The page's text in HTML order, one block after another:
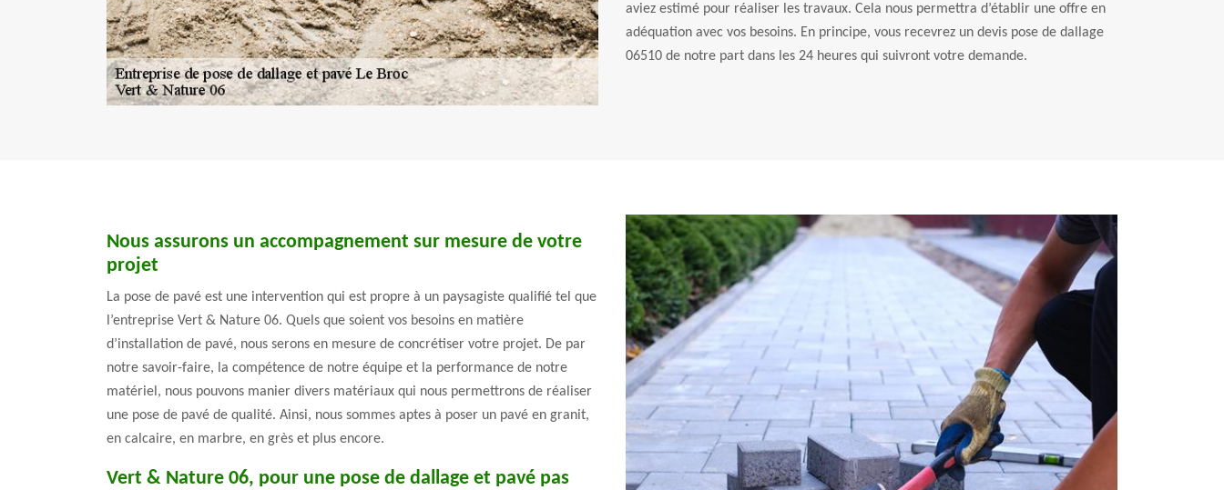
aviez estimé pour réaliser les travaux. Cela nous permettra d’établir une offre en
adéquation avec vos besoins. En principe, vous recevrez un devis pose de dallage
06510 de notre part dans les 24 heures qui suivront votre demande.
Nous assurons un accompagnement sur mesure de votre
projet
La pose de pavé est une intervention qui est propre à un paysagiste qualifié tel que
l’entreprise Vert & Nature 06. Quels que soient vos besoins en matière
d’installation de pavé, nous serons en mesure de concrétiser votre projet. De par
notre savoir-faire, la compétence de notre équipe et la performance de notre
matériel, nous pouvons manier divers matériaux qui nous permettrons de réaliser
une pose de pavé de qualité. Ainsi, nous sommes aptes à poser un pavé en granit,
en calcaire, en marbre, en grès et plus encore.
Vert & Nature 06, pour une pose de dallage et pavé pas